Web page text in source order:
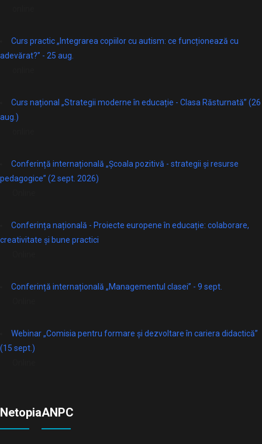
Curs practic „Integrarea copiilor cu autism: ce funcționează cu
adevărat?” - 25 aug.
Curs național „Strategii moderne în educație - Clasa Răsturnată” (26
aug.)
Conferință internațională „Școala pozitivă - strategii și resurse
pedagogice” (2 sept. 2026)
Conferința națională - Proiecte europene în educație: colaborare,
creativitate și bune practici
Conferință internațională „Managementul clasei” - 9 sept.
Webinar „Comisia pentru formare și dezvoltare în cariera didactică”
(15 sept.)
NetopiaANPC